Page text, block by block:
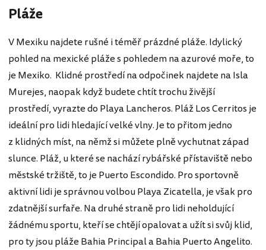
Pláže
V Mexiku najdete rušné i téměř prázdné pláže. Idylický
pohled na mexické pláže s pohledem na azurové moře, to
je Mexiko. Klidné prostředí na odpočinek najdete na Isla
Murejes, naopak když budete chtít trochu živější
prostředí, vyrazte do Playa Lancheros. Pláž Los Cerritos je
ideální pro lidi hledající velké vlny. Je to přitom jedno
z klidných míst, na němž si můžete plně vychutnat západ
slunce. Pláž, u které se nachází rybářské přístaviště nebo
městské tržiště, to je Puerto Escondido. Pro sportovně
aktivní lidi je správnou volbou Playa Zicatella, je však pro
zdatnější surfaře. Na druhé straně pro lidi neholdující
žádnému sportu, kteří se chtějí opalovat a užít si svůj klid,
pro ty jsou pláže Bahia Principal a Bahia Puerto Angelito.